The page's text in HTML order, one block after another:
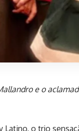
e o
o trio